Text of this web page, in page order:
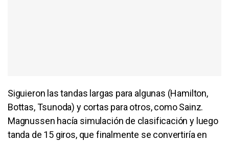
Siguieron las tandas largas para algunas (Hamilton,
Bottas, Tsunoda) y cortas para otros, como Sainz.
Magnussen hacía simulación de clasificación y luego
tanda de 15 giros, que finalmente se convertiría en